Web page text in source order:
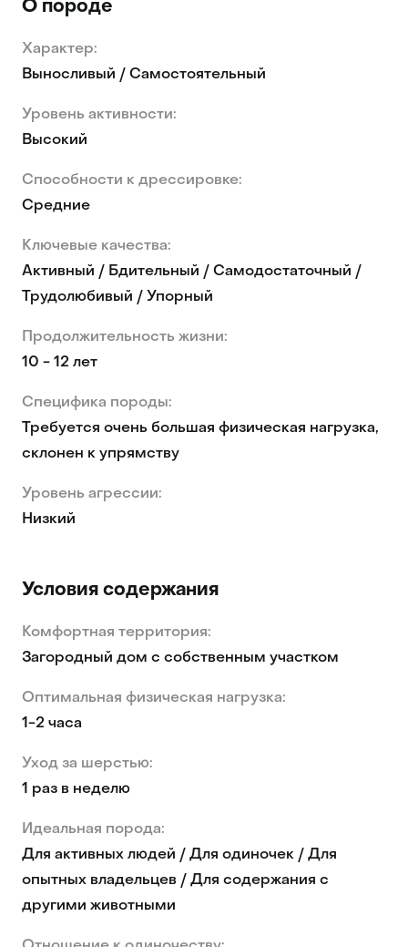
О породе
Характер:
Выносливый / Самостоятельный
Уровень активности:
Высокий
Способности к дрессировке:
Средние
Ключевые качества:
Активный / Бдительный / Самодостаточный /
Трудолюбивый / Упорный
Продолжительность жизни:
10 - 12 лет
Специфика породы:
Требуется очень большая физическая нагрузка,
склонен к упрямству
Уровень агрессии:
Низкий
Условия содержания
Комфортная территория:
Загородный дом с собственным участком
Оптимальная физическая нагрузка:
1-2 часа
Уход за шерстью:
1 раз в неделю
Идеальная порода:
Для активных людей / Для одиночек / Для
опытных владельцев / Для содержания с
другими животными